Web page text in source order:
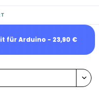
T
für Arduino - 23,90 €